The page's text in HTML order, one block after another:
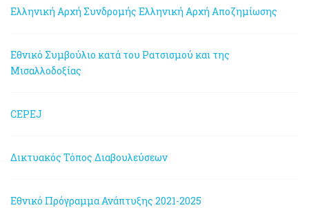
Ελληνική Αρχή Συνδρομής Ελληνική Αρχή Αποζημίωσης
Εθνικό Συμβούλιο κατά του Ρατσισμού και της
Μισαλλοδοξίας
CEPEJ
Δικτυακός Τόπος Διαβουλεύσεων
Εθνικό Πρόγραμμα Ανάπτυξης 2021-2025